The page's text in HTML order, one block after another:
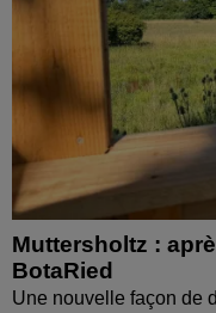
Muttersholtz :
BotaRied
Une nouvelle façon de